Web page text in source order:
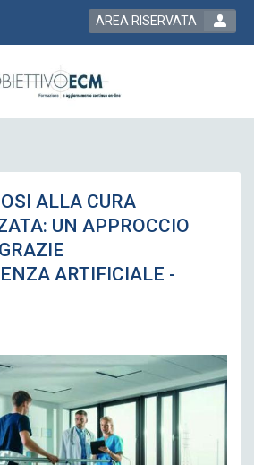
AREA RISERVATA
ALLA CURA
UN APPROCCIO
ARTIFICIALE -